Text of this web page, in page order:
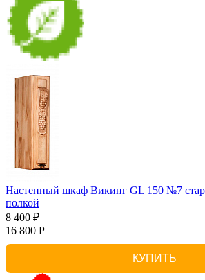
Настенный шкаф Викинг GL 150 №7
полкой
8 400 ₽
16 800 Р
КУПИТЬ